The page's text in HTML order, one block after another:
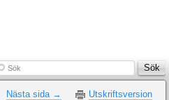
Sök Sök
Nästa sida → Utskriftsversion